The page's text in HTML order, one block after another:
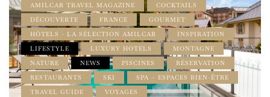
AMILCAR TRAVEL MAGAZINE
COCKTAILS
DÉCOUVERTE
FRANCE
GOURMET
HÔTELS - LA SÉLECTION AMILCAR
INSPIRATION
LIFESTYLE
LUXURY HOTELS
MONTAGNE
NATURE
NEWS PISCINES
RÉSERVATION
RESTAURANTS
SKI
SPA – ESPACES BIEN-ÊTRE
TRAVEL GUIDE
VOYAGES